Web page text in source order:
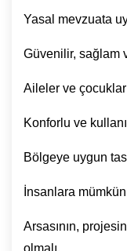
Yasal mevzuata
Güvenilir, sağlam
Aileler ve
Konforlu ve
Bölgeye uygun
İnsanlara
Arsasının,
olmalı.